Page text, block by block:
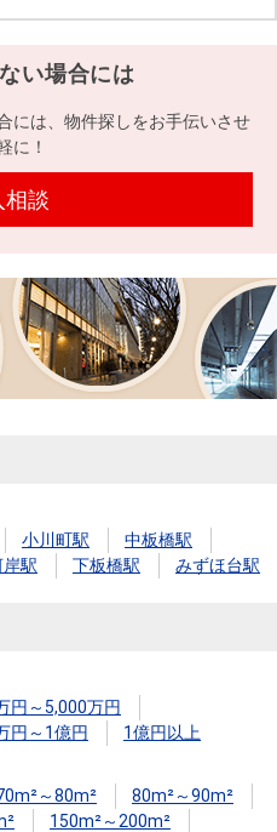
築・
一戸
建て
す
件を
探す
ー
ュ
住まい1プ
ラス（お
却
談
場
住まい1プ
イ
名
案内（関
Way
役員一
報
閉じる
い場合には
には、物件探しをお手伝いさせ
に！
相談
小川町駅
中板橋駅
岸駅 下板橋駅 みずほ台駅
円～5,000万円
円～1億円
1億円以上
～80m²
80m²～90m²
150m²～200m²